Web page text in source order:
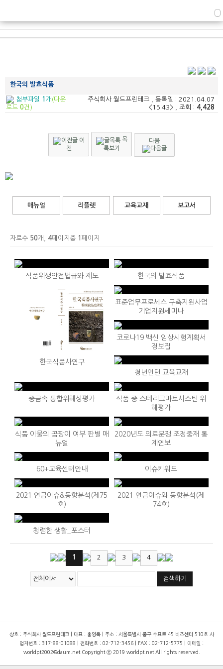
한국의 발효식품
첨부파일 1 개 (다운
로드 0건)
주식회사 월드프린테크 , 등록일 : 2021.04.07
<15:43> , 조회 : 4,428
이
전
목
록보기
다음
매뉴얼 리플렛 교육교재 보고서
자료수 50개, 4페이지중 1 페이지
식품위생안전법규와 제도 한국의 발효식품
한국식품사연구
표준업무프로세스 구축지원사업
기업지원세미나
코로나19 백신 임상시험계획서
정보집
청년인턴 교육교재
중금속 통합위해성평가
식품 중 스테리그마토시스틴 위
해평가
식품 이물의 곰팡이 여부 판별 매
뉴얼
2020년도 의료분쟁 조정중재 통
계연보
60+교육센터안내 이슈키워드
2021 연금이슈&동향분석(제75
호)
2021 연금이슈와 동향분석(제
74호)
청렴한 생활_포스터
1 2 3 4
검색하기
상호 : 주식회사 월드프린테크 | 대표 : 홍양옥 | 주소 : 서울특별시 중구 수표로 45 비즈센터 510호 사
업자번호 : 317-88-01088 | 전화번호 : 02-712-3456 | FAX : 02-712-5775 | 이메일 :
worldpt2002@daum.netCopyright ⓒ 2019 worldpt.net All rights reserved.